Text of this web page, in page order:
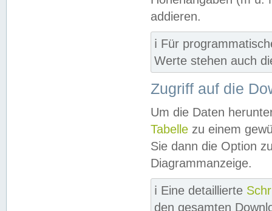
addieren.
ℹ️ Für
Werte stehen auch
Zugriff auf die
Um die Daten
Tabelle zu einem
Sie dann die Option
Diagrammanzeige.
ℹ️ Eine detaillierte
den gesamten